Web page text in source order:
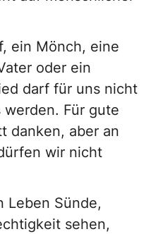
ein Mönch, eine
oder ein
darf für uns nicht
werden. Für gute
danken, aber an
wir nicht
Leben Sünde,
sehen,